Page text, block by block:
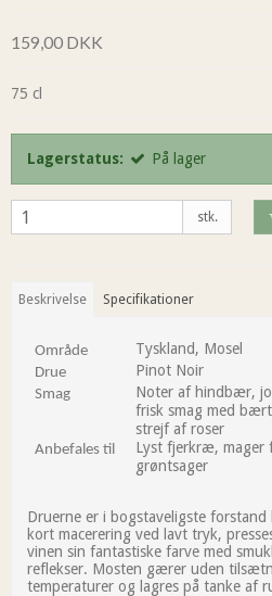
159,00 DKK
75 cl
Lagerstatus: På lager
stk.
Beskrivelse Specifikationer
Område Tyskland, Mosel
Drue Pinot Noir
Smag
Noter af hindbær,
frisk smag med
strejf af roser
Anbefales til
Lyst fjerkræ, mager
grøntsager
Druerne er i bogstaveligste
kort macerering ved lavt tryk,
vinen sin fantastiske farve med
reflekser. Mosten gærer uden
temperaturer og lagres på tanke af